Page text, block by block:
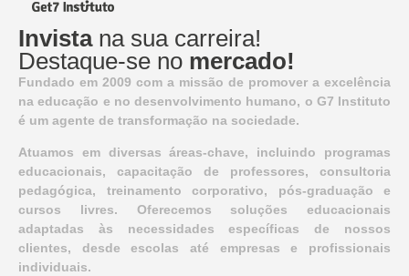
Invistana sua carreira!
Destaque-se no mercado!
Fundado em 2009 com a missão de promover a excelência
na educação e no desenvolvimento humano, o G7 Instituto
é um agente de transformação na sociedade.
Atuamos em diversas áreas-chave, incluindo programas
educacionais, capacitação de professores, consultoria
pedagógica, treinamento corporativo, pós-graduação e
cursos livres. Oferecemos soluções educacionais
adaptadas às necessidades específicas de nossos
clientes, desde escolas até empresas e profissionais
individuais.